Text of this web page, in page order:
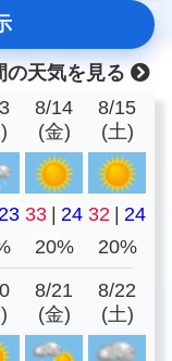
の天気を見る
8/14
(金)
8/15
(土)
23 33 | 24 32 | 24
20% 20%
8/21
(金)
8/22
(土)